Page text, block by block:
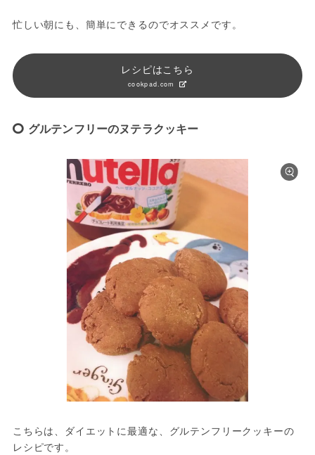
忙しい朝にも、簡単にできるのでオススメです。
レシピはこちら
cookpad.com
グルテンフリーのヌテラクッキー
こちらは、ダイエットに最適な、グルテンフリークッキーの
レシピです。